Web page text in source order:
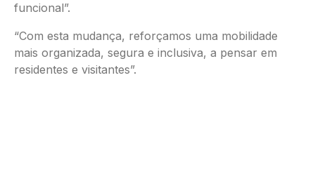
funcional”.
“Com esta mudança, reforçamos uma mobilidade
mais organizada, segura e inclusiva, a pensar em
residentes e visitantes”.